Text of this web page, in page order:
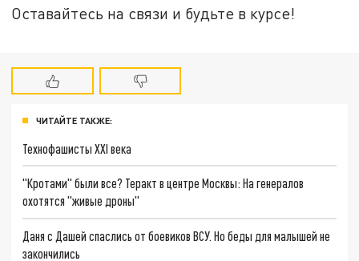
Оставайтесь на связи и будьте в курсе!
ЧИТАЙТЕ ТАКЖЕ:
Технофашисты XXI века
"Кротами" были все? Теракт в центре Москвы: На генералов
охотятся "живые дроны"
Даня с Дашей спаслись от боевиков ВСУ. Но беды для малышей не
закончились